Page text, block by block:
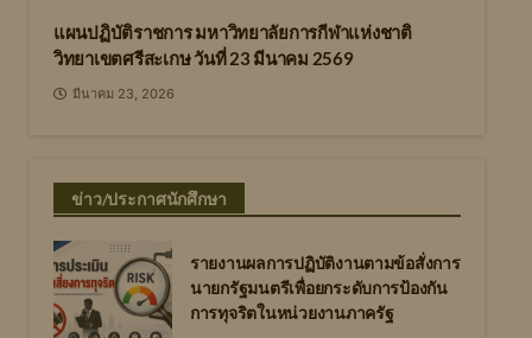
แผนปฏิบัติราชการ มหาวิทยาลัยการกีฬาแห่งชาติ
วิทยาเขตศรีสะเกษ วันที่ 23 มีนาคม 2569
มีนาคม 23, 2026
ข่าว/ประกาศนักศึกษา
รายงานผลการปฏิบัติงานตามข้อสั่งการ
นายกรัฐมนตรีเพื่อยกระดับการป้องกัน
การทุจริตในหน่วยงานภาครัฐ